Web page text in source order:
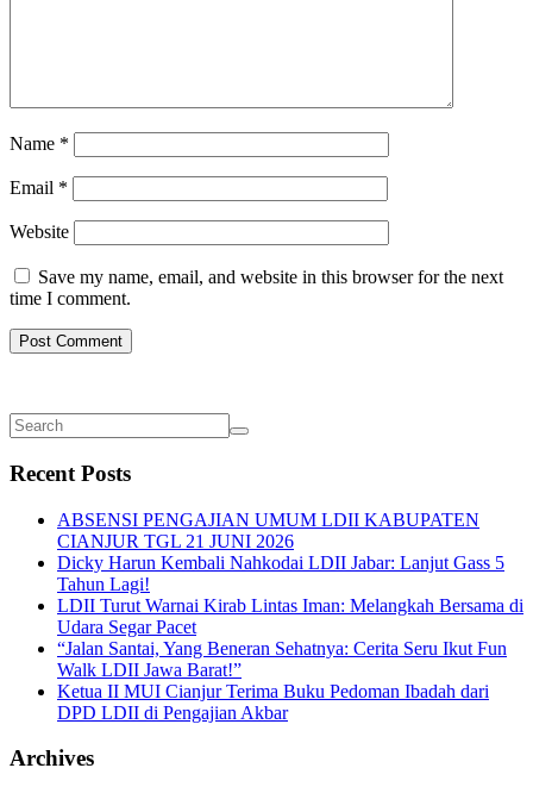
Name *
Email *
Website
Save my name, email, and website in this browser for the next
time I comment.
Recent Posts
ABSENSI PENGAJIAN UMUM LDII KABUPATEN
CIANJUR TGL 21 JUNI 2026
Dicky Harun Kembali Nahkodai LDII Jabar: Lanjut Gass 5
Tahun Lagi!
LDII Turut Warnai Kirab Lintas Iman: Melangkah Bersama di
Udara Segar Pacet
“Jalan Santai, Yang Beneran Sehatnya: Cerita Seru Ikut Fun
Walk LDII Jawa Barat!”
Ketua II MUI Cianjur Terima Buku Pedoman Ibadah dari
DPD LDII di Pengajian Akbar
Archives